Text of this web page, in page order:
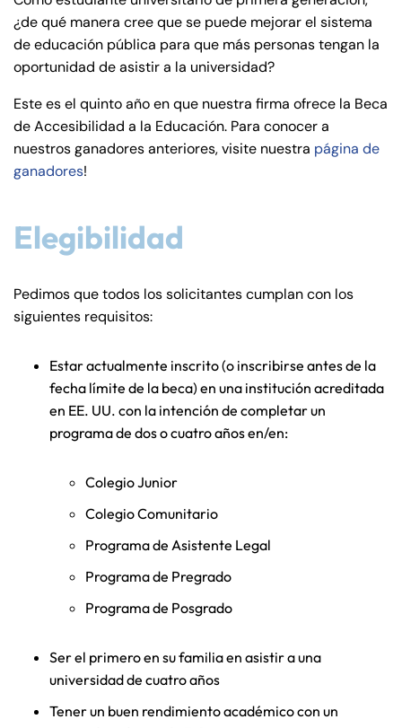
¿de qué manera cree que se puede mejorar el sistema
de educación pública para que más personas tengan la
oportunidad de asistir a la universidad?
Este es el quinto año en que nuestra firma ofrece la Beca
de Accesibilidad a la Educación. Para conocer a
nuestros ganadores anteriores, visite nuestra página de
ganadores!
Elegibilidad
Pedimos que todos los solicitantes cumplan con los
siguientes requisitos:
Estar actualmente inscrito (o inscribirse antes de la
fecha límite de la beca) en una institución acreditada
en EE. UU. con la intención de completar un
programa de dos o cuatro años en/en:
Colegio Junior
Colegio Comunitario
Programa de Asistente Legal
Programa de Pregrado
Programa de Posgrado
Ser el primero en su familia en asistir a una
universidad de cuatro años
Tener un buen rendimiento académico con un
Farmington - Hours
Answering Service
Monday
Enfield - Hours
Answering Service
Monday